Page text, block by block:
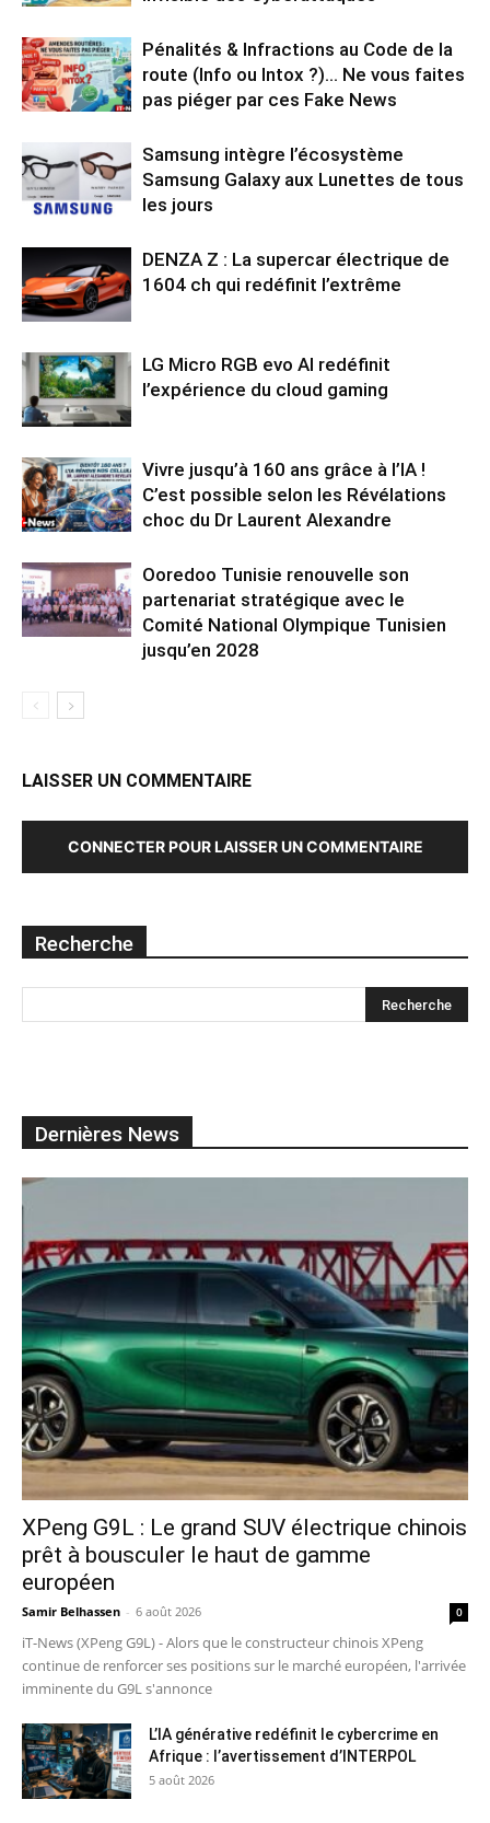
Pénalités & Infractions au Code de la
route (Info ou Intox ?)… Ne vous faites
pas piéger par ces Fake News
Samsung intègre l’écosystème
Samsung Galaxy aux Lunettes de tous
les jours
DENZA Z : La supercar électrique de
1604 ch qui redéfinit l’extrême
LG Micro RGB evo AI redéfinit
l’expérience du cloud gaming
Vivre jusqu’à 160 ans grâce à l’IA !
C’est possible selon les Révélations
choc du Dr Laurent Alexandre
Ooredoo Tunisie renouvelle son
partenariat stratégique avec le
Comité National Olympique Tunisien
jusqu’en 2028
LAISSER UN COMMENTAIRE
CONNECTER POUR LAISSER UN COMMENTAIRE
Recherche
Dernières News
XPeng G9L : Le grand SUV électrique chinois
prêt à bousculer le haut de gamme
européen
Samir Belhassen - 6 août 2026 0
iT-News (XPeng G9L) - Alors que le constructeur chinois XPeng
continue de renforcer ses positions sur le marché européen, l'arrivée
imminente du G9L s'annonce
L’IA générative redéfinit le cybercrime en
Afrique : l’avertissement d’INTERPOL
5 août 2026